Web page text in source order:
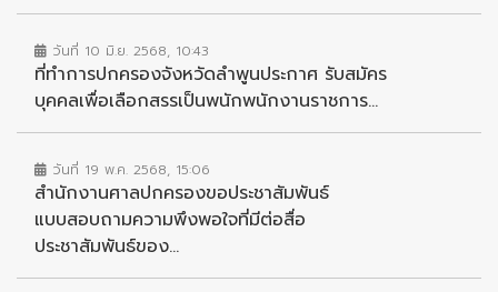
วันที่ 10 มิ.ย. 2568, 10:43
ที่ทำการปกครองจังหวัดลำพูนประกาศ รับสมัคร
บุคคลเพื่อเลือกสรรเป็นพนักพนักงานราชการ...
วันที่ 19 พ.ค. 2568, 15:06
สำนักงานศาลปกครองขอประชาสัมพันธ์
แบบสอบถามความพึงพอใจที่มีต่อสื่อ
ประชาสัมพันธ์ของ...